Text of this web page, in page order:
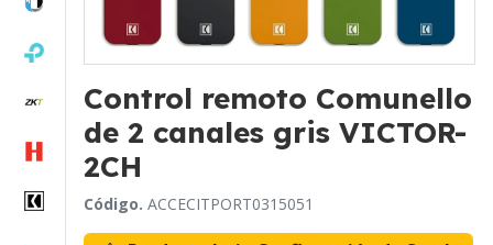
Control remoto Comunello
de 2 canales gris VICTOR-
2CH
Código. ACCECITPORT0315051